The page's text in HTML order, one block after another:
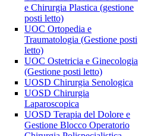
e Chirurgia Plastica (gestione
posti letto)
UOC Ortopedia e
Traumatologia (Gestione posti
letto)
UOC Ostetricia e Ginecologia
(Gestione posti letto)
UOSD Chirurgia Senologica
UOSD Chirurgia
Laparoscopica
UOSD Terapia del Dolore e
Gestione Blocco Operatorio